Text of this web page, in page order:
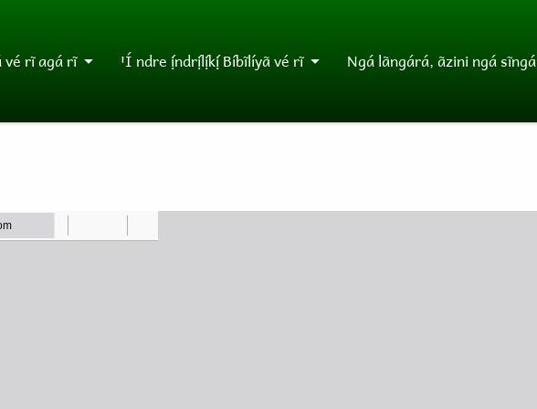
vé rĩ agá rĩ ꞌÍ ndre ị́ndrị́lị́kị́ Bíbĩlíyã vé rĩ Ngá lãngárá, ãzini ngá